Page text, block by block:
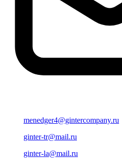
menedger4@gintercompany.ru
ginter-tr@mail.ru
ginter-la@mail.ru